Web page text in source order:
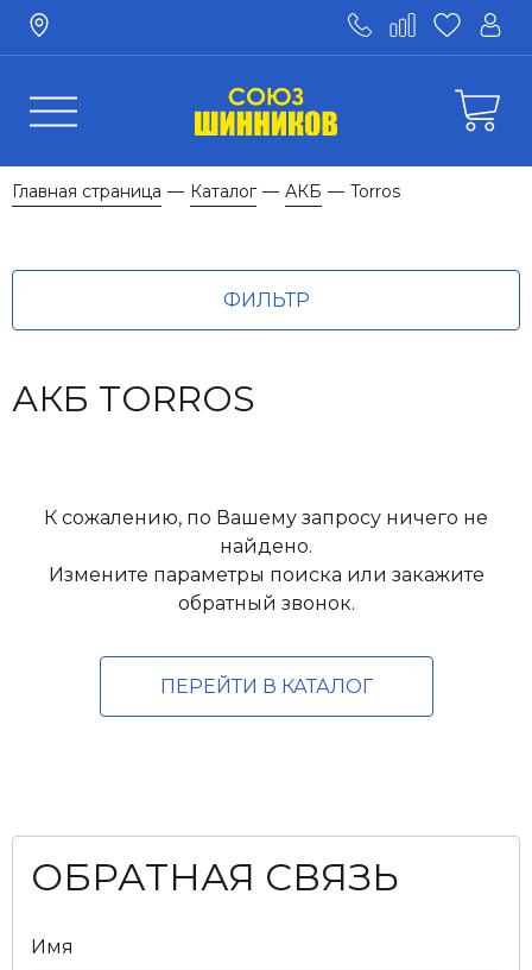
Главная страница — Каталог — АКБ — Torros
ФИЛЬТР
АКБ TORROS
К сожалению, по Вашему запросу ничего не
найдено.
Измените параметры поиска или закажите
обратный звонок.
ПЕРЕЙТИ В КАТАЛОГ
ОБРАТНАЯ СВЯЗЬ
Имя